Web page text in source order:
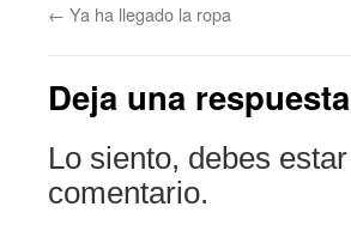
← Ya ha llegado la ropa
Deja una respuesta
Lo siento, debes estar
comentario.